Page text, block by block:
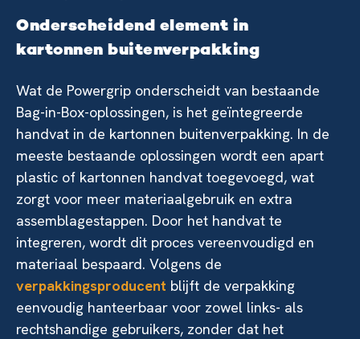
Onderscheidend element in
kartonnen buitenverpakking
Wat de Powergrip onderscheidt van bestaande
Bag-in-Box-oplossingen, is het geïntegreerde
handvat in de kartonnen buitenverpakking. In de
meeste bestaande oplossingen wordt een apart
plastic of kartonnen handvat toegevoegd, wat
zorgt voor meer materiaalgebruik en extra
assemblagestappen. Door het handvat te
integreren, wordt dit proces vereenvoudigd en
materiaal bespaard. Volgens de
verpakkingsproducent blijft de verpakking
eenvoudig hanteerbaar voor zowel links- als
rechtshandige gebruikers, zonder dat het